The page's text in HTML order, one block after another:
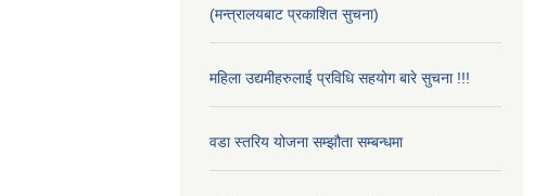
(मन्त्रालयबाट प्रकाशित सुचना)
महिला उद्यमीहरुलाई प्रविधि सहयोग बारे सुचना !!!
वडा स्तरिय योजना सम्झौता सम्बन्धमा